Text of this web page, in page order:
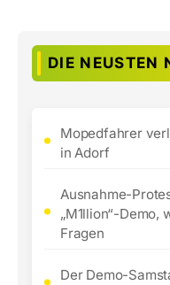
DIE NEUSTEN
Mopedfahrer
in Adorf
Ausnahme-
„M1llion“-Demo,
Fragen
Der Demo-